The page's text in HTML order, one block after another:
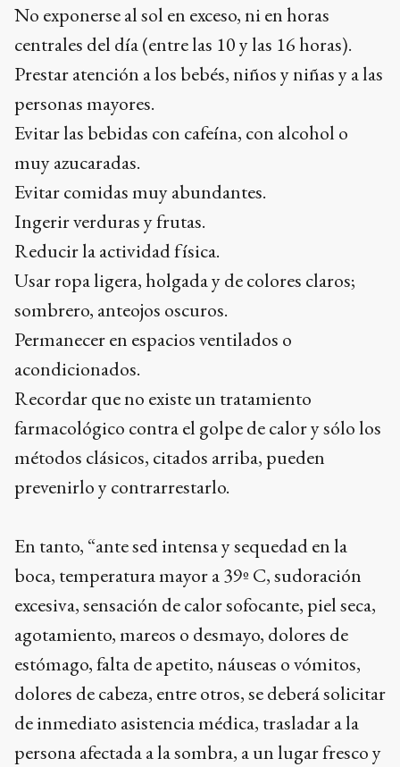
No exponerse al sol en exceso, ni en horas
centrales del día (entre las 10 y las 16 horas).
Prestar atención a los bebés, niños y niñas y a las
personas mayores.
Evitar las bebidas con cafeína, con alcohol o
muy azucaradas.
Evitar comidas muy abundantes.
Ingerir verduras y frutas.
Reducir la actividad física.
Usar ropa ligera, holgada y de colores claros;
sombrero, anteojos oscuros.
Permanecer en espacios ventilados o
acondicionados.
Recordar que no existe un tratamiento
farmacológico contra el golpe de calor y sólo los
métodos clásicos, citados arriba, pueden
prevenirlo y contrarrestarlo.
En tanto, “ante sed intensa y sequedad en la
boca, temperatura mayor a 39º C, sudoración
excesiva, sensación de calor sofocante, piel seca,
agotamiento, mareos o desmayo, dolores de
estómago, falta de apetito, náuseas o vómitos,
dolores de cabeza, entre otros, se deberá solicitar
de inmediato asistencia médica, trasladar a la
persona afectada a la sombra, a un lugar fresco y